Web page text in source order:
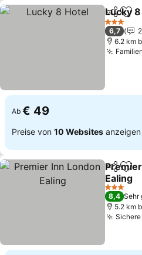
TeilenZu
Lucky
3 Sterne
6,7
6.2 km
Ab € 49
Preise von 10 Websites anzeigen
TeilenZu
Ealing
Preise
3 Sterne
8,4 Sehr
5.2 km